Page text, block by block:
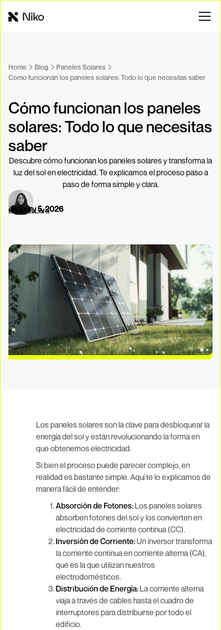
Home Blog
Paneles Solares
Cómo funcionan los paneles solares: Todo lo que necesitas saber
Cómo funcionan los paneles
solares: Todo lo que necesitas
saber
Descubre cómo funcionan los paneles solares y transforma la
luz del sol en electricidad. Te explicamos el proceso paso a
paso de forma simple y clara.
Daniela Lara
January 5, 2026
Los paneles solares son la clave para desbloquear la
energía del sol y están revolucionando la forma en
que obtenemos electricidad.
Si bien el proceso puede parecer complejo, en
realidad es bastante simple. Aquí te lo explicamos de
manera fácil de entender:
Absorción de Fotones: Los paneles solares
absorben fotones del sol y los convierten en
electricidad de corriente continua (CC).
Inversión de Corriente: Un inversor transforma
la corriente continua en corriente alterna (CA),
que es la que utilizan nuestros
electrodomésticos.
Distribución de Energía: La corriente alterna
viaja a través de cables hasta el cuadro de
interruptores para distribuirse por todo el
edificio.